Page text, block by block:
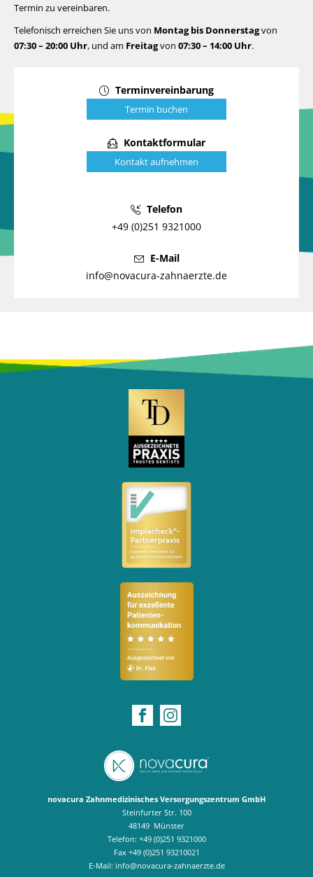
Termin zu vereinbaren.
Telefonisch erreichen Sie uns von Montag bis Donnerstagvon
07:30 – 20:00 Uhr, und am Freitagvon 07:30 – 14:00 Uhr.
Terminvereinbarung
Termin buchen
Kontaktformular
Kontakt aufnehmen
Telefon
+49 (0)251 9321000
E-Mail
info@novacura-zahnaerzte.de
novacura Zahnmedizinisches Versorgungszentrum GmbH
Steinfurter Str. 100
48149 Münster
Telefon: +49 (0)251 9321000
Fax +49 (0)251 93210021
E-Mail: info@novacura-zahnaerzte.de